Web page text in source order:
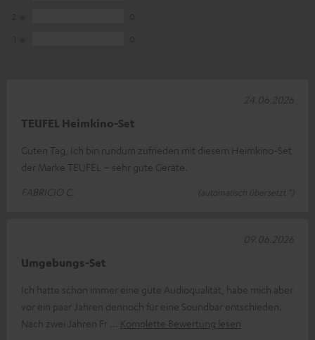
TEUFEL Heimkino-Set
Guten Tag, Ich bin rundum zufrieden mit diesem Heimkino-Set
der Marke TEUFEL – sehr gute Geräte.
FABRICIO C.
(automatisch übersetzt *)
24.06.2026
Umgebungs-Set
Ich hatte schon immer eine gute Audioqualität, habe mich aber
vor ein paar Jahren dennoch für eine Soundbar entschieden.
Nach zwei Jahren Fr
Komplette Bewertung lesen
09.06.2026